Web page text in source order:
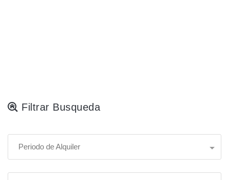
Filtrar Busqueda
Periodo de Alquiler